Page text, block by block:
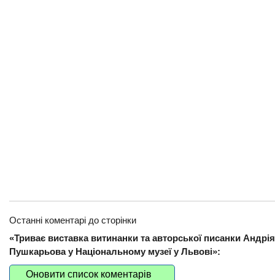
Останні коментарі до сторінки
«Триває виставка витинанки та авторської писанки Андрія
Пушкарьова у Національному музеї у Львові»:
Оновити список коментарів